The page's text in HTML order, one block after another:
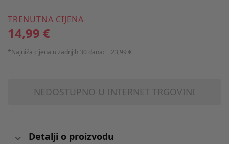
TRENUTNA CIJENA
14,99 €
*Najniža cijena u zadnjih 30 dana: 23,99 €
NEDOSTUPNO U INTERNET TRGOVINI
Detalji o proizvodu